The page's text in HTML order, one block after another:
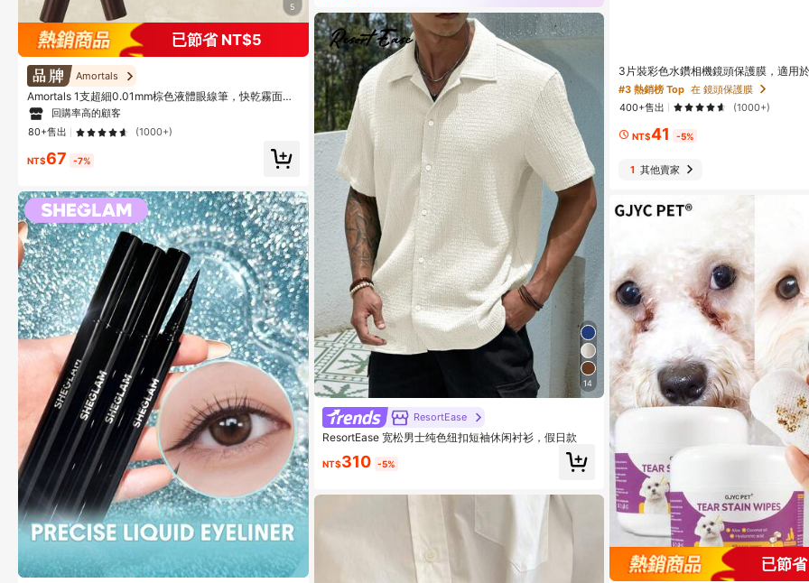
5
已節省 NT$5
Amortals
Amortals 1支超細0.01mm棕色液體眼線筆，快乾霧面順
滑筆尖，防水防汗防暈染長效持久，溫和親膚色素，適合
初學者與化妝師，熱門必備眼妝彩妝
回購率高的顧客
80+售出
(1000+)
NT$67 -7%
14
ResortEase
ResortEase 宽松男士纯色纽扣短袖休闲衬衫，假日款
NT$310 -5%
3片裝彩色水鑽相機鏡頭保護膜，適用
o/17 Pro Max/16/16 Pro/16 Plus/16
15 Pro Max/14/14 Pro/14 Pro Max，
機蓋強化玻璃，送給她的禮物
#3 熱銷榜 Top 在 鏡頭保護膜
400+售出
(1000+)
NT$41 -5%
1 其他賣家
已節
#1 熱銷榜 Top 在 貓/狗 寵物清潔配件